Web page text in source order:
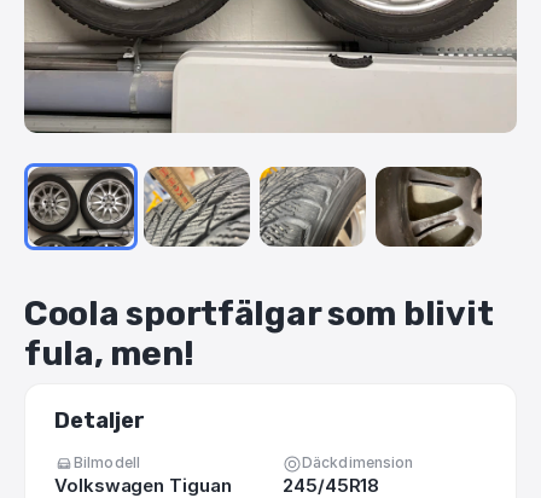
Coola sportfälgarsom blivit
fula​,​ men!
Detaljer
Bilmodell
Volkswagen Tiguan
Däckdimension
245/45R18